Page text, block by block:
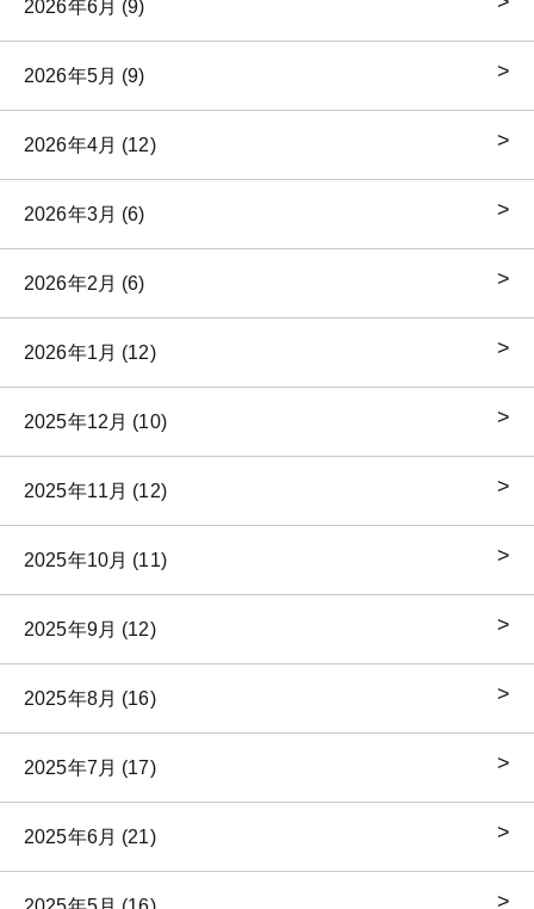
2026年6月 (9)
2026年5月 (9)
2026年4月 (12)
2026年3月 (6)
2026年2月 (6)
2026年1月 (12)
2025年12月 (10)
2025年11月 (12)
2025年10月 (11)
2025年9月 (12)
2025年8月 (16)
2025年7月 (17)
2025年6月 (21)